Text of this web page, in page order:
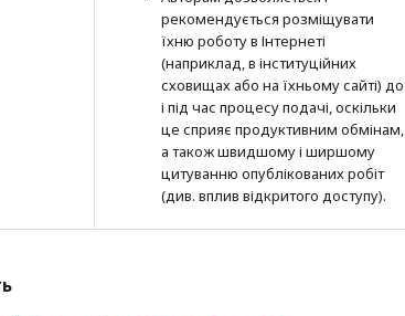
рекомендується розміщувати
їхню роботу в Інтернеті
(наприклад, в інституційних
сховищах або на їхньому сайті) до
і під час процесу подачі, оскільки
це сприяє продуктивним обмінам,
а також швидшому і ширшому
цитуванню опубліко­ва­них робіт
(див. вплив відкритого доступу).